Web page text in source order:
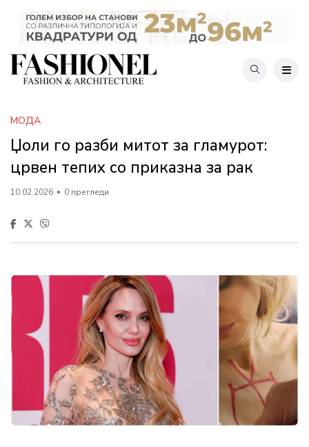
МОДА
Џоли го разби митот за гламурот:
црвен тепих со приказна за рак
10.02.2026 0 прегледи